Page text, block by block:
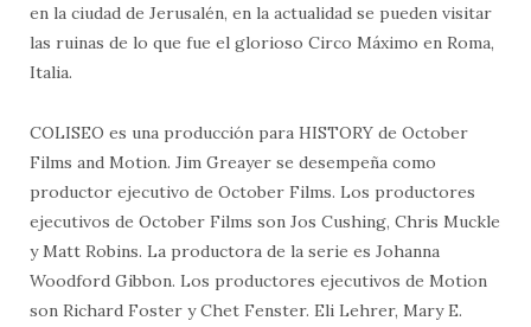
en la ciudad de Jerusalén, en la actualidad se pueden visitar
las ruinas de lo que fue el glorioso Circo Máximo en Roma,
Italia.
COLISEO es una producción para HISTORY de October
Films and Motion. Jim Greayer se desempeña como
productor ejecutivo de October Films. Los productores
ejecutivos de October Films son Jos Cushing, Chris Muckle
y Matt Robins. La productora de la serie es Johanna
Woodford Gibbon. Los productores ejecutivos de Motion
son Richard Foster y Chet Fenster. Eli Lehrer, Mary E.